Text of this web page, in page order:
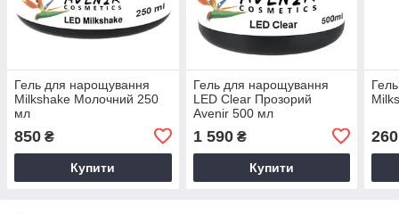
Гель для нарощування
Milkshake Молочний 250
мл
850 ₴
Купити
Гель для нарощування
LED Clear Прозорий
Avenir 500 мл
1 590₴
Купити
260